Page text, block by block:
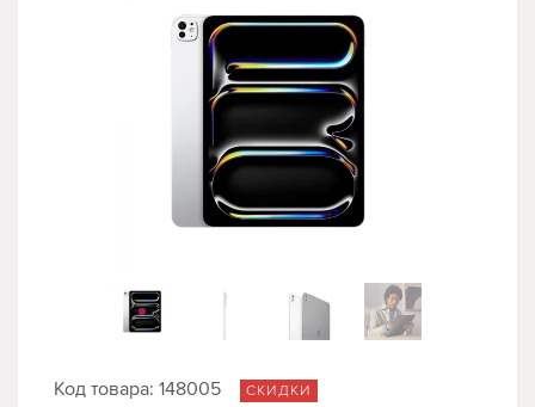
Код товара: 148005 СКИДКИ